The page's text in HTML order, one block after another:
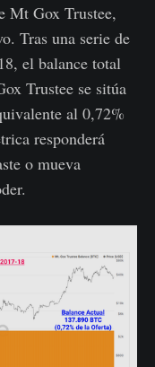
Mt Gox Trustee,
Tras una serie de
el balance total
Trustee se sitúa
al 0,72%
responderá
o mueva